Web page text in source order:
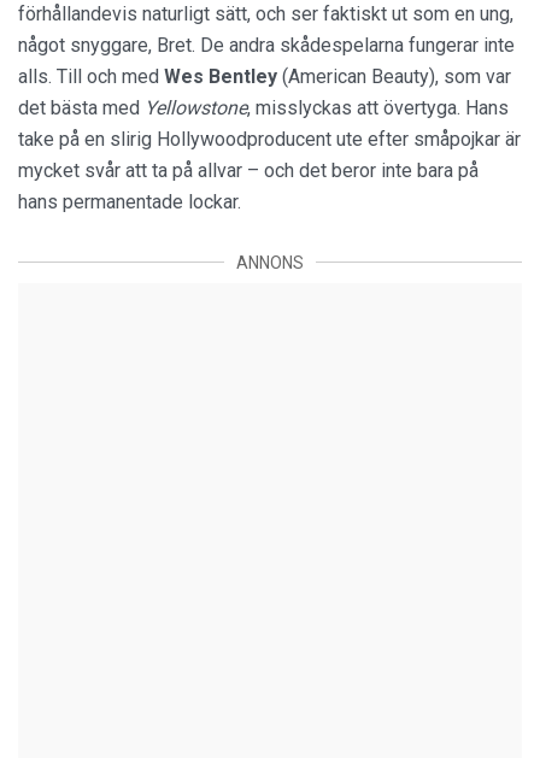
förhållandevis naturligt sätt, och ser faktiskt ut som en ung,
något snyggare, Bret. De andra skådespelarna fungerar inte
alls. Till och med Wes Bentley (American Beauty), som var
det bästa med Yellowstone, misslyckas att övertyga. Hans
take på en slirig Hollywoodproducent ute efter småpojkar är
mycket svår att ta på allvar – och det beror inte bara på
hans permanentade lockar.
ANNONS